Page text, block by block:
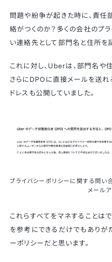
問題や紛争が起きた時に、責任
絡がつくのか？多くの会社のプ
い連絡先として部門名と住所を
これに対し、Uberは、部門名や
さらにDPOに直接メールを送れ
ドレスも公開していました。
プライバシーポリシーに関する問い
メール
これらすべてをマネすることは
を参考にできるだけでもありが
ーポリシーだと思います。